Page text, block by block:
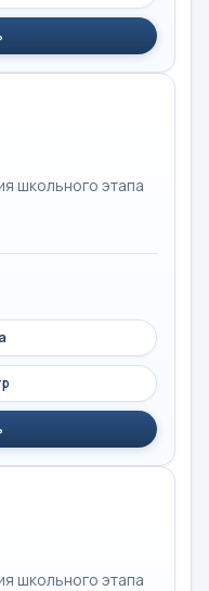
школьного этапа
школьного этапа